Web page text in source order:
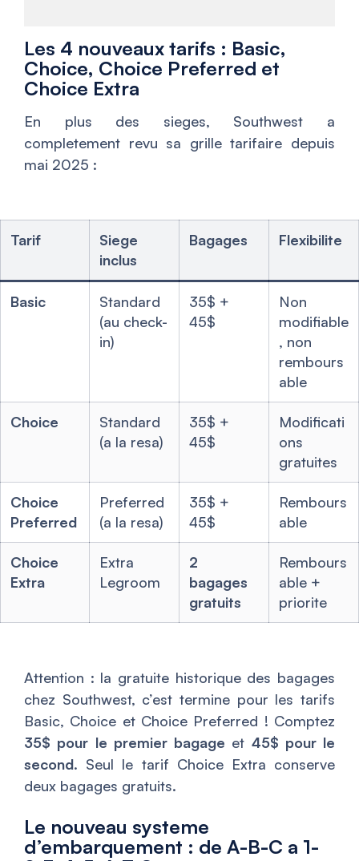
Les 4 nouveaux tarifs : Basic,
Choice, Choice Preferred et
Choice Extra
En plus des sieges, Southwest a
completement revu sa grille tarifaire depuis
mai 2025 :
Tarif
Siege
inclus
Bagages Flexibilite
Basic
Standard
(au check-
in)
35$ +
45$
Non
modifiable
, non
rembours
able
Choice
Standard
(a la resa)
35$ +
45$
Modificati
ons
gratuites
Choice
Preferred
Preferred
(a la resa)
35$ +
45$
Rembours
able
Choice
Extra
Extra
Legroom
2
bagages
gratuits
Rembours
able +
priorite
Attention : la gratuite historique des bagages
chez Southwest, c’est termine pour les tarifs
Basic, Choice et Choice Preferred ! Comptez
35$ pour le premier bagage et 45$ pour le
second. Seul le tarif Choice Extra conserve
deux bagages gratuits.
Le nouveau systeme
d’embarquement : de A-B-C a 1-